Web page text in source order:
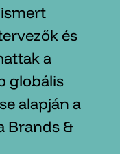
és
a
globális
alapján a
Brands &